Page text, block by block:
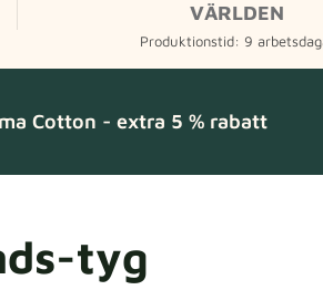
VÄRLDEN
Produktionstid: 9
Cotton - extra 5 % rabatt
tyg